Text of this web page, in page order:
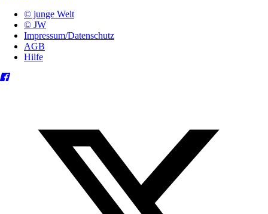
© junge Welt
© JW
Impressum/Datenschutz
AGB
Hilfe